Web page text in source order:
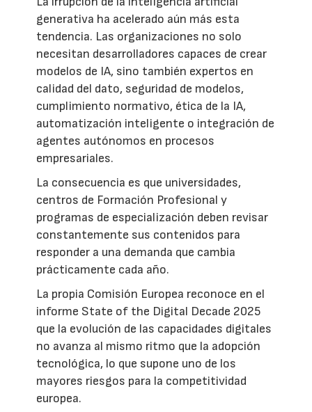
generativa ha acelerado aún más esta
tendencia. Las organizaciones no solo
necesitan desarrolladores capaces de crear
modelos de IA, sino también expertos en
calidad del dato, seguridad de modelos,
cumplimiento normativo, ética de la IA,
automatización inteligente o integración de
agentes autónomos en procesos
empresariales.
La consecuencia es que universidades,
centros de Formación Profesional y
programas de especialización deben revisar
constantemente sus contenidos para
responder a una demanda que cambia
prácticamente cada año.
La propia Comisión Europea reconoce en el
informe State of the Digital Decade 2025
que la evolución de las capacidades digitales
no avanza al mismo ritmo que la adopción
tecnológica, lo que supone uno de los
mayores riesgos para la competitividad
europea.